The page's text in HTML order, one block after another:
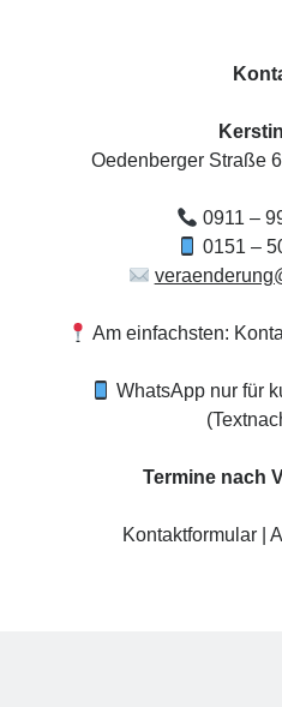
Oedenberger Straße
0911 –
0151 –
Am einfachsten:
WhatsApp nur für
Termine nach
Kontaktformular|